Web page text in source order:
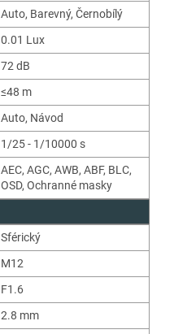
Auto, Barevný, Černobílý
0.01 Lux
72dB
≤48 m
Auto, Návod
1/25 - 1/10000 s
AEC, AGC, AWB, ABF, BLC,
OSD, Ochranné masky
Sférický
M12
F1.6
2.8 mm